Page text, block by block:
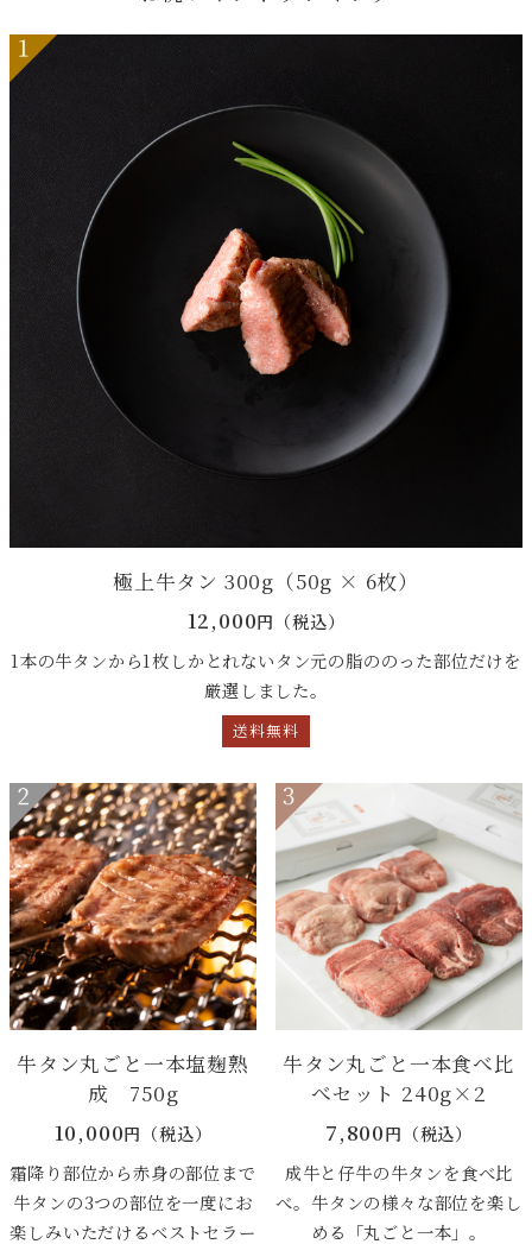
極上牛タン 300g（50g × 6枚）
12,000円（税込）
1本の牛タンから1枚しかとれないタン元の脂ののった部位だけを
厳選しました。
送料無料
牛タン丸ごと一本塩麹熟
成 750g
10,000円（税込）
霜降り部位から赤身の部位まで
牛タンの3つの部位を一度にお
楽しみいただけるベストセラー
牛タン丸ごと一本食べ比
べセット 240g×2
7,800円（税込）
成牛と仔牛の牛タンを食べ比
べ。牛タンの様々な部位を楽し
める「丸ごと一本」。